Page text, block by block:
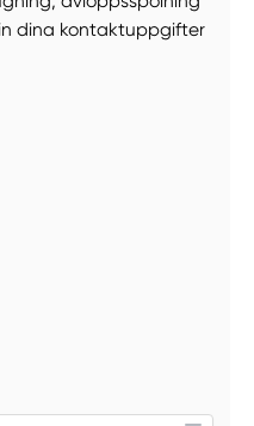
dina kontaktuppgifter